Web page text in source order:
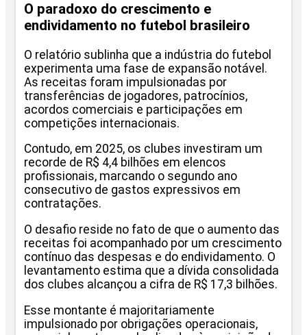
O paradoxo do crescimento e
endividamento no futebol brasileiro
O relatório sublinha que a indústria do futebol
experimenta uma fase de expansão notável.
As receitas foram impulsionadas por
transferências de jogadores, patrocínios,
acordos comerciais e participações em
competições internacionais.
Contudo, em 2025, os clubes investiram um
recorde de R$ 4,4 bilhões em elencos
profissionais, marcando o segundo ano
consecutivo de gastos expressivos em
contratações.
O desafio reside no fato de que o aumento das
receitas foi acompanhado por um crescimento
contínuo das despesas e do endividamento. O
levantamento estima que a dívida consolidada
dos clubes alcançou a cifra de R$ 17,3 bilhões.
Esse montante é majoritariamente
impulsionado por obrigações operacionais,